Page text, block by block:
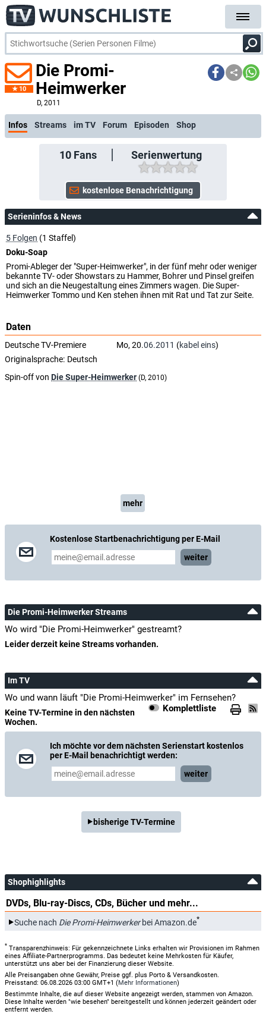
10
Die Promi-
Heimwerker
D, 2011
kos
Infos Streams im TV Forum Episoden Shop
10Fans Serienwertung
Serieninfos & News
5 Folgen (1 Staffel)
Doku-Soap
Promi-Ableger der "Super-Heimwerker", in der fünf mehr oder weniger
bekannte TV- oder Showstars zu Hammer, Bohrer und Pinsel greifen
und sich an die Neugestaltung eines Zimmers wagen. Die Super-
Heimwerker Tommo und Ken stehen ihnen mit Rat und Tat zur Seite.
Daten
Deutsche TV-Premiere Mo, 20.06.2011 (kabel eins)
Originalsprache: Deutsch
Spin-off von Die Super-Heimwerker (D, 2010)
mehr
Kostenlose Startbenachrichtigung per E-Mail
weiter
Die Promi-Heimwerker Streams
Wo wird "Die Promi-Heimwerker" gestreamt?
Leider derzeit keine Streams vorhanden.
Im TV
Wo und wann läuft "Die Promi-Heimwerker" im Fernsehen?
Komplettliste
Keine TV-Termine in den nächsten
Wochen.
Ich möchte vor dem nächsten Serienstart kostenlos
per E-Mail benachrichtigt werden:
weiter
bisherige TV-Termine
Shophighlights
DVDs, Blu-ray-Discs, CDs, Bücher und mehr...
Suche nach Die Promi-Heimwerkerbei Amazon.de*
* Transparenzhinweis: Für gekennzeichnete Links erhalten wir Provisionen im Rahmen
eines Affiliate-Partnerprogramms. Das bedeutet keine Mehrkosten für Käufer,
unterstützt uns aber bei der Finanzierung dieser Website.
Alle Preisangaben ohne Gewähr, Preise ggf. plus Porto & Versandkosten.
Preisstand: 06.08.2026 03:00 GMT+1 (Mehr Informationen)
Bestimmte Inhalte, die auf dieser Website angezeigt werden, stammen von Amazon.
Diese Inhalte werden "wie besehen" bereitgestellt und können jederzeit geändert oder
entfernt werden.